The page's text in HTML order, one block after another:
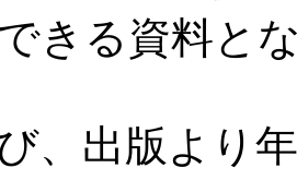
きる資料と
、出版より